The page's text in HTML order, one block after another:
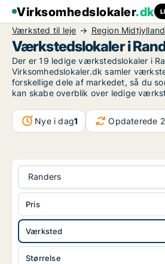
Virksomhedslokaler.dk
Værksted til leje Region Midtjylland
Værkstedslokaler i
Der er 19 ledige værkstedslokaler i
Virksomhedslokaler.dk samler
forskellige dele af markedet, så du
kan skabe overblik over ledige
Nye i dag1 Opdaterede
Randers
Værksted
Størrelse
Pris